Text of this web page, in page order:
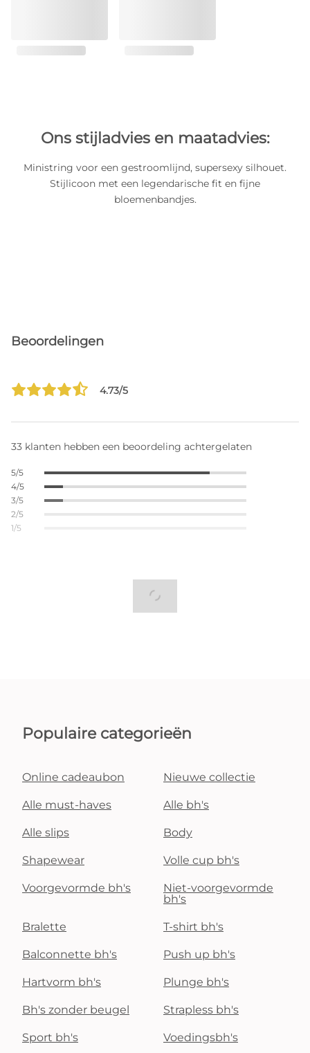
Ons stijladvies en maatadvies:
Ministring voor een gestroomlijnd, supersexy silhouet.
Stijlicoon met een legendarische fit en fijne
bloemenbandjes.
Beoordelingen
4.73/5
33 klanten hebben een beoordeling achtergelaten
5/5
4/5
3/5
2/5
1/5
Populaire categorieën
Online cadeaubon Nieuwe collectie
Alle must-haves Alle bh's
Alle slips Body
Shapewear Volle cup bh's
Voorgevormde bh's
Niet-voorgevormde
bh's
Bralette T-shirt bh's
Balconnette bh's Push up bh's
Hartvorm bh's Plunge bh's
Bh's zonder beugel Strapless bh's
Sport bh's Voedingsbh's